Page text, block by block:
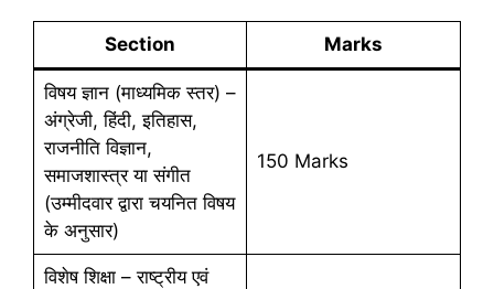
Section Marks
विषय ज्ञान (माध्यमिक स्तर) –
अंग्रेजी, हिंदी, इतिहास,
राजनीति विज्ञान,
समाजशास्त्र या संगीत
(उम्मीदवार द्वारा चयनित विषय
के अनुसार)
150 Marks
विशेष शिक्षा – राष्ट्रीय एवं